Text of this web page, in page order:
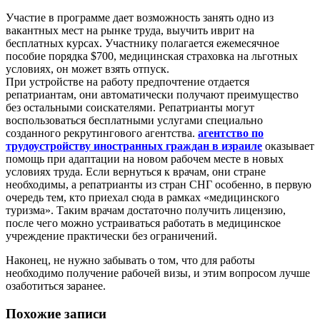
Участие в программе дает возможность занять одно из
вакантных мест на рынке труда, выучить иврит на
бесплатных курсах. Участнику полагается ежемесячное
пособие порядка $700, медицинская страховка на льготных
условиях, он может взять отпуск.
При устройстве на работу предпочтение отдается
репатриантам, они автоматически получают преимущество
без остальными соискателями. Репатрианты могут
воспользоваться бесплатными услугами специально
созданного рекрутингового агентства. агентство по
трудоустройству иностранных граждан в израиле оказывает
помощь при адаптации на новом рабочем месте в новых
условиях труда. Если вернуться к врачам, они стране
необходимы, а репатрианты из стран СНГ особенно, в первую
очередь тем, кто приехал сюда в рамках «медицинского
туризма». Таким врачам достаточно получить лицензию,
после чего можно устраиваться работать в медицинское
учреждение практически без ограничений.
Наконец, не нужно забывать о том, что для работы
необходимо получение рабочей визы, и этим вопросом лучше
озаботиться заранее.
Похожие записи